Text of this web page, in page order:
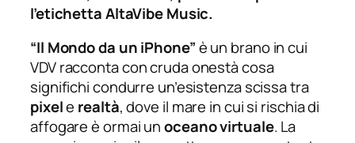
l’etichetta AltaVibe Music.
“Il Mondo da un iPhone”è un brano in cui
VDV racconta con cruda onestà cosa
significhi condurre un’esistenza scissa tra
pixele realtà, dove il mare in cui si rischia di
affogare è ormai unoceano virtuale. La